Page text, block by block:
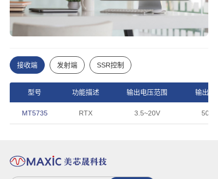
接收端 发射端 SSR控制
型号 功能描述 输出电压范围 输出功
MT5735 RTX 3.5~20V 50W